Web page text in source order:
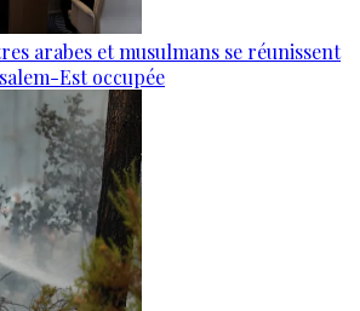
arabes et musulmans se réunissent
Est occupée